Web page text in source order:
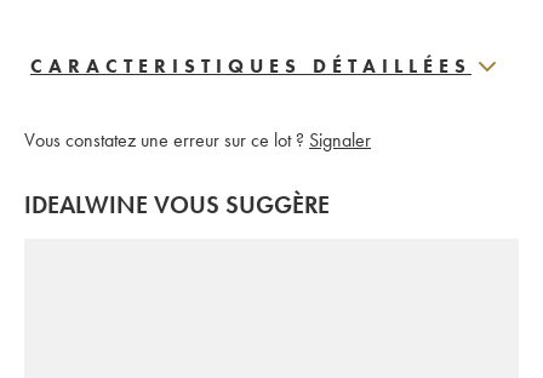
CARACTERISTIQUES DÉTAILLÉES
Vous constatez une erreur sur ce lot ? Signaler
IDEALWINE VOUS SUGGÈRE